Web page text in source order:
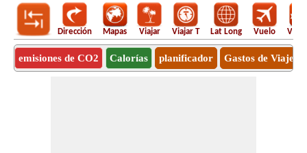
Dirección Mapas Viajar Viajar T Lat Long Vuelo
emisiones de CO2 Calorías planificador Gastos de Viaje